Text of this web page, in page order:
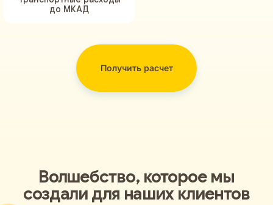
до МКАД
Получить расчет
Волшебство, которое мы
создали для наших клиентов